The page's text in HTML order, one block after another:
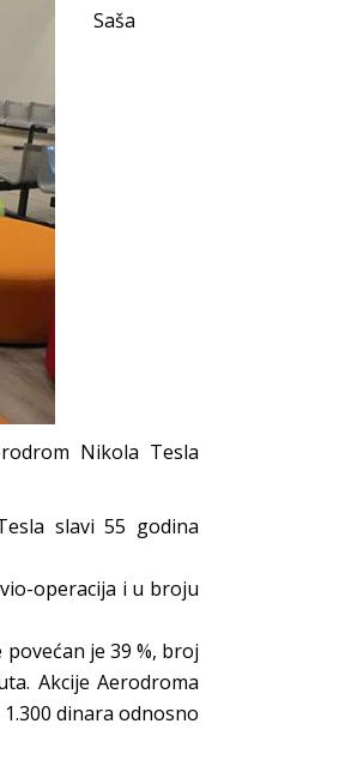
Saša
Nikola Tesla
slavi 55 godina
operacija i u broju
je 39 %, broj
Akcije Aerodroma
dinara odnosno